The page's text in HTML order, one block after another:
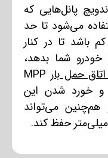
پانل‌هایی که
می‌شود تا حد
کم باشد تا در کنار
خودرو شما بدهد،
حمل بار MPP
و خورد شدن این
هم‌چنین می‌تواند